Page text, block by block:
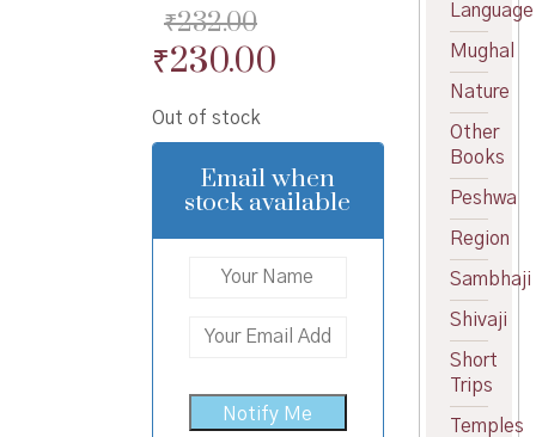
₹232.00
Original
was:
₹232.00.
₹230.00Current
is:
₹230.00.
Out of stock
Email when
stock available
Language
Mughal
Nature
Other
Books
Peshwa
Region
Sambhaji
Shivaji
Short
Trips
Temples